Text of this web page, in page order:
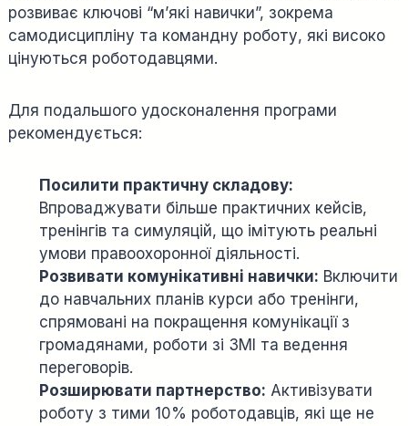
розвиває ключові “м’які навички”, зокрема
самодисципліну та командну роботу, які високо
цінуються роботодавцями.
Для подальшого удосконалення програми
рекомендується:
Посилити практичну складову:
Впроваджувати більше практичних кейсів,
тренінгів та симуляцій, що імітують реальні
умови правоохоронної діяльності.
Розвивати комунікативні навички: Включити
до навчальних планів курси або тренінги,
спрямовані на покращення комунікації з
громадянами, роботи зі ЗМІ та ведення
переговорів.
Розширювати партнерство: Активізувати
роботу з тими 10% роботодавців, які ще не